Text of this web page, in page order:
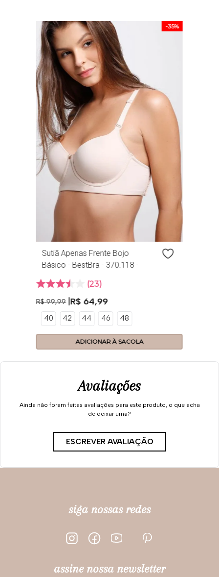
-35%
Sutiã Apenas Frente Bojo
Básico - BestBra - 370.118 -
23
R$ 99,99 R$ 64,99
40 42 44 46 48
ADICIONAR À SACOLA
Avaliações
Ainda não foram feitas avaliações para este produto, o que acha
de deixar uma?
ESCREVER AVALIAÇÃO
siga nossas redes
assine nossa newsletter